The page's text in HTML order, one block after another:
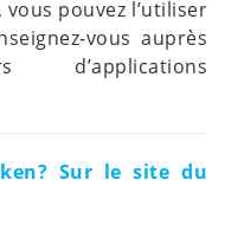
vous pouvez l’utiliser
vous auprès
Sur le site du